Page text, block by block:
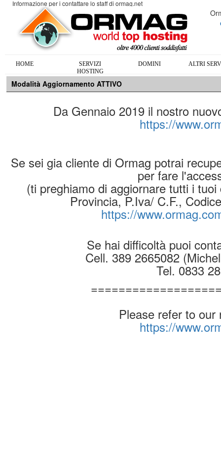
Informazione per i contattare lo staff di ormag.net
HOME
SERVIZI
HOSTING
DOMINI ALTRI
Modalità Aggiornamento ATTIVO
Da Gennaio 2019 il nostro
https://
Se sei gia cliente di Ormag potrai
per fare
(ti preghiamo di aggiornare tutti i
Provincia, P.Iva/ C.F.,
https://
Se hai difficoltà puoi
Cell. 389 2665082
Tel. 0833
Please refer to our
https://